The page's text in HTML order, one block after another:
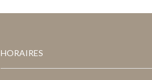
HORAIRES